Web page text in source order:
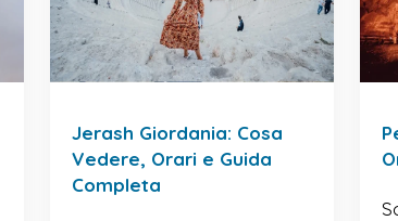
Jerash Giordania: Cosa
Vedere, Orari e Guida
Completa